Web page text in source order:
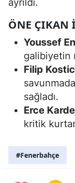
ÖNE ÇIKAN
Youssef
galibiyetin
Filip
sağladı.
Erce
kritik
#Fenerbahçe